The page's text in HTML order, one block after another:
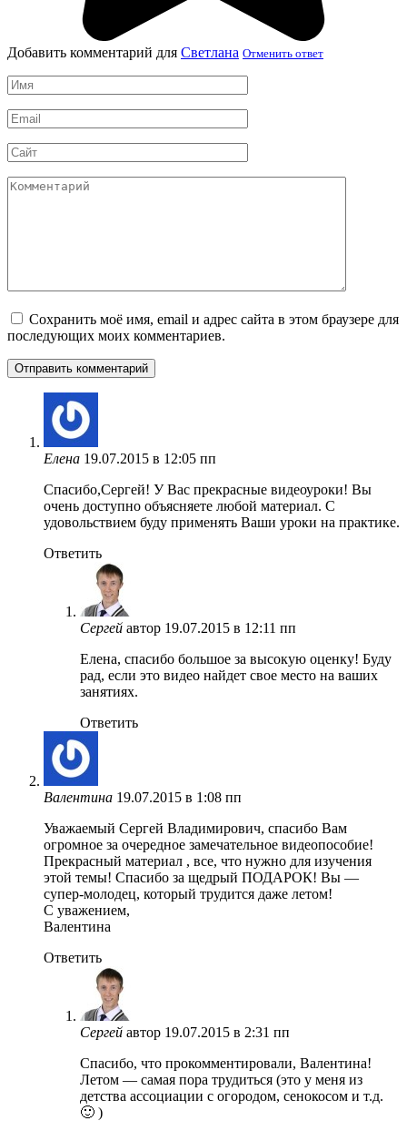
Добавить комментарий для Cветлана Отменить ответ
Имя
*
Email
*
Сайт
Комментарий
Сохранить моё имя, email и адрес сайта в этом браузере для
последующих моих комментариев.
Елена 19.07.2015 в 12:05 пп
Спасибо,Сергей! У Вас прекрасные видеоуроки! Вы
очень доступно объясняете любой материал. С
удовольствием буду применять Ваши уроки на практике.
Ответить
Сергей автор 19.07.2015 в 12:11 пп
Елена, спасибо большое за высокую оценку! Буду
рад, если это видео найдет свое место на ваших
занятиях.
Ответить
Валентина 19.07.2015 в 1:08 пп
Уважаемый Сергей Владимирович, спасибо Вам
огромное за очередное замечательное видеопособие!
Прекрасный материал , все, что нужно для изучения
этой темы! Спасибо за щедрый ПОДАРОК! Вы —
супер-молодец, который трудится даже летом!
С уважением,
Валентина
Ответить
Сергей автор 19.07.2015 в 2:31 пп
Спасибо, что прокомментировали, Валентина!
Летом — самая пора трудиться (это у меня из
детства ассоциации с огородом, сенокосом и т.д.
🙂 )